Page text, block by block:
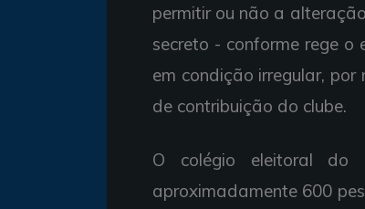
permitir ou não a
secreto - conforme rege o
em condição irregular,
de contribuição do clube.
O colégio eleitoral do
aproximadamente 600